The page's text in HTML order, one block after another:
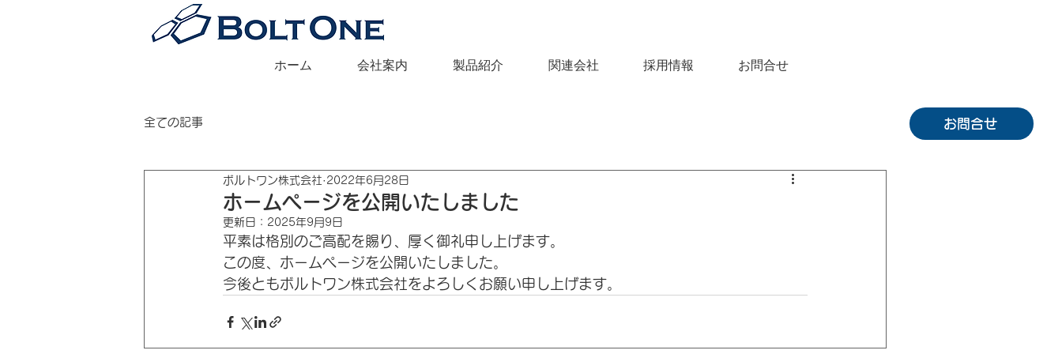
お問合せ
ホーム 会社案内 製品紹介 関連会社 採用情報 お問合せ
全ての記事
ホームページを公開いたしました
ボルトワン株式会社 2022年6月28日
更新日： 2025年9月9日
平素は格別のご高配を賜り、厚く御礼申し上げます。
この度、ホームページを公開いたしました。
今後ともボルトワン株式会社をよろしくお願い申し上げます。